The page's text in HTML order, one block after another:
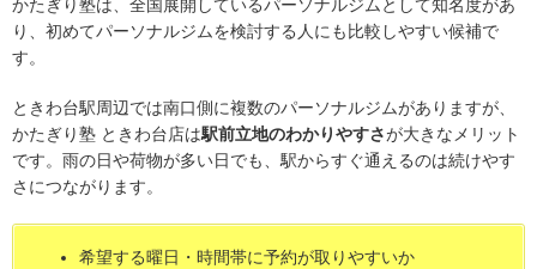
かたぎり塾は、全国展開しているパーソナルジムとして知名度があ
り、初めてパーソナルジムを検討する人にも比較しやすい候補で
す。
ときわ台駅周辺では南口側に複数のパーソナルジムがありますが、
かたぎり塾 ときわ台店は駅前立地のわかりやすさが大きなメリット
です。雨の日や荷物が多い日でも、駅からすぐ通えるのは続けやす
さにつながります。
希望する曜日・時間帯に予約が取りやすいか